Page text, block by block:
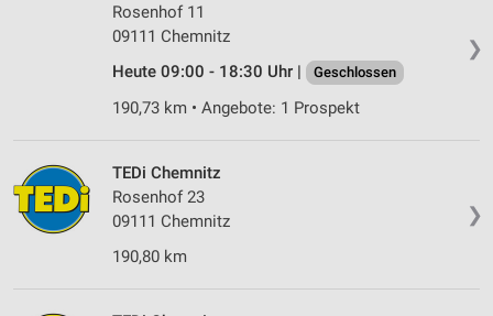
❯
Rosenhof 11
09111 Chemnitz
Heute 09:00 - 18:30 Uhr |
Geschlossen
190,73 km • Angebote: 1 Prospekt
❯
TEDi Chemnitz
Rosenhof 23
09111 Chemnitz
190,80 km
Verwendung von Profilen zur Auswahl
personalisierter Inhalte
Messung der Werbeleistung
Messung der Performance von Inhalten
Analyse von Zielgruppen durch Statistiken oder
Kombinationen von Daten aus verschiedenen
Quellen
Entwicklung und Verbesserung der Angebote